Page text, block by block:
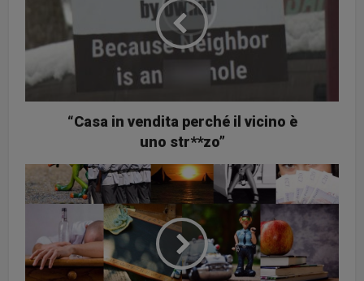
“Casa in vendita perché il vicino è
uno str**zo”